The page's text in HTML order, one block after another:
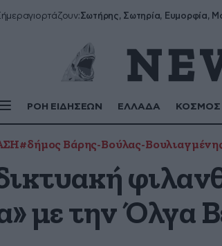
γιορτάζουν:
ΡΟΗ ΕΙΔΗΣΕΩΝ ΕΛΛΑΔΑ ΚΟΣΜΟΣ
#δήμος Βάρης-Βούλας-
με την Όλγα